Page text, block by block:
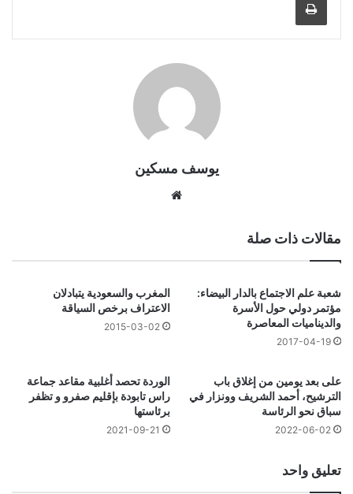
يوسف مسكين
مقالات ذات صلة
شعبة علم الاجتماع بالدار البيضاء:
مؤتمر دولي حول الأسرة
والديناميات المعاصرة‎
2017-04-19
المغرب والسعودية يتبادلان
الاعتراف برخص السياقة
2015-03-02
على بعد يومين من إغلاق باب
الترشيح، أحمد الشريف وونزار في
سباق نحو الرئاسة
2022-06-02
الوردة تحصد أغلبية مقاعد جماعة
راس تابودة بإقليم صفرو و تظفر
برئاستها
2021-09-21
تعليق واحد